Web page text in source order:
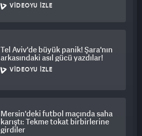
VIDEOYU İZLE
Tel Aviv'de büyük panik! Şara'nın
arkasındaki asıl gücü yazdılar!
VIDEOYU İZLE
Mersin'deki futbol maçında saha
karıştı: Tekme tokat birbirlerine
girdiler